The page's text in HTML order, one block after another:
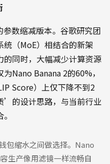
数缩减版本。谷歌研究团
（MoE）相结合的新架
同时，大幅减少计算资源
Nano Banana 2的60%，
Score）上仅下降不到2
的设计思路，与当前行业
包缩水之间做选择。Nano
生产像用滤镜一样流畅自